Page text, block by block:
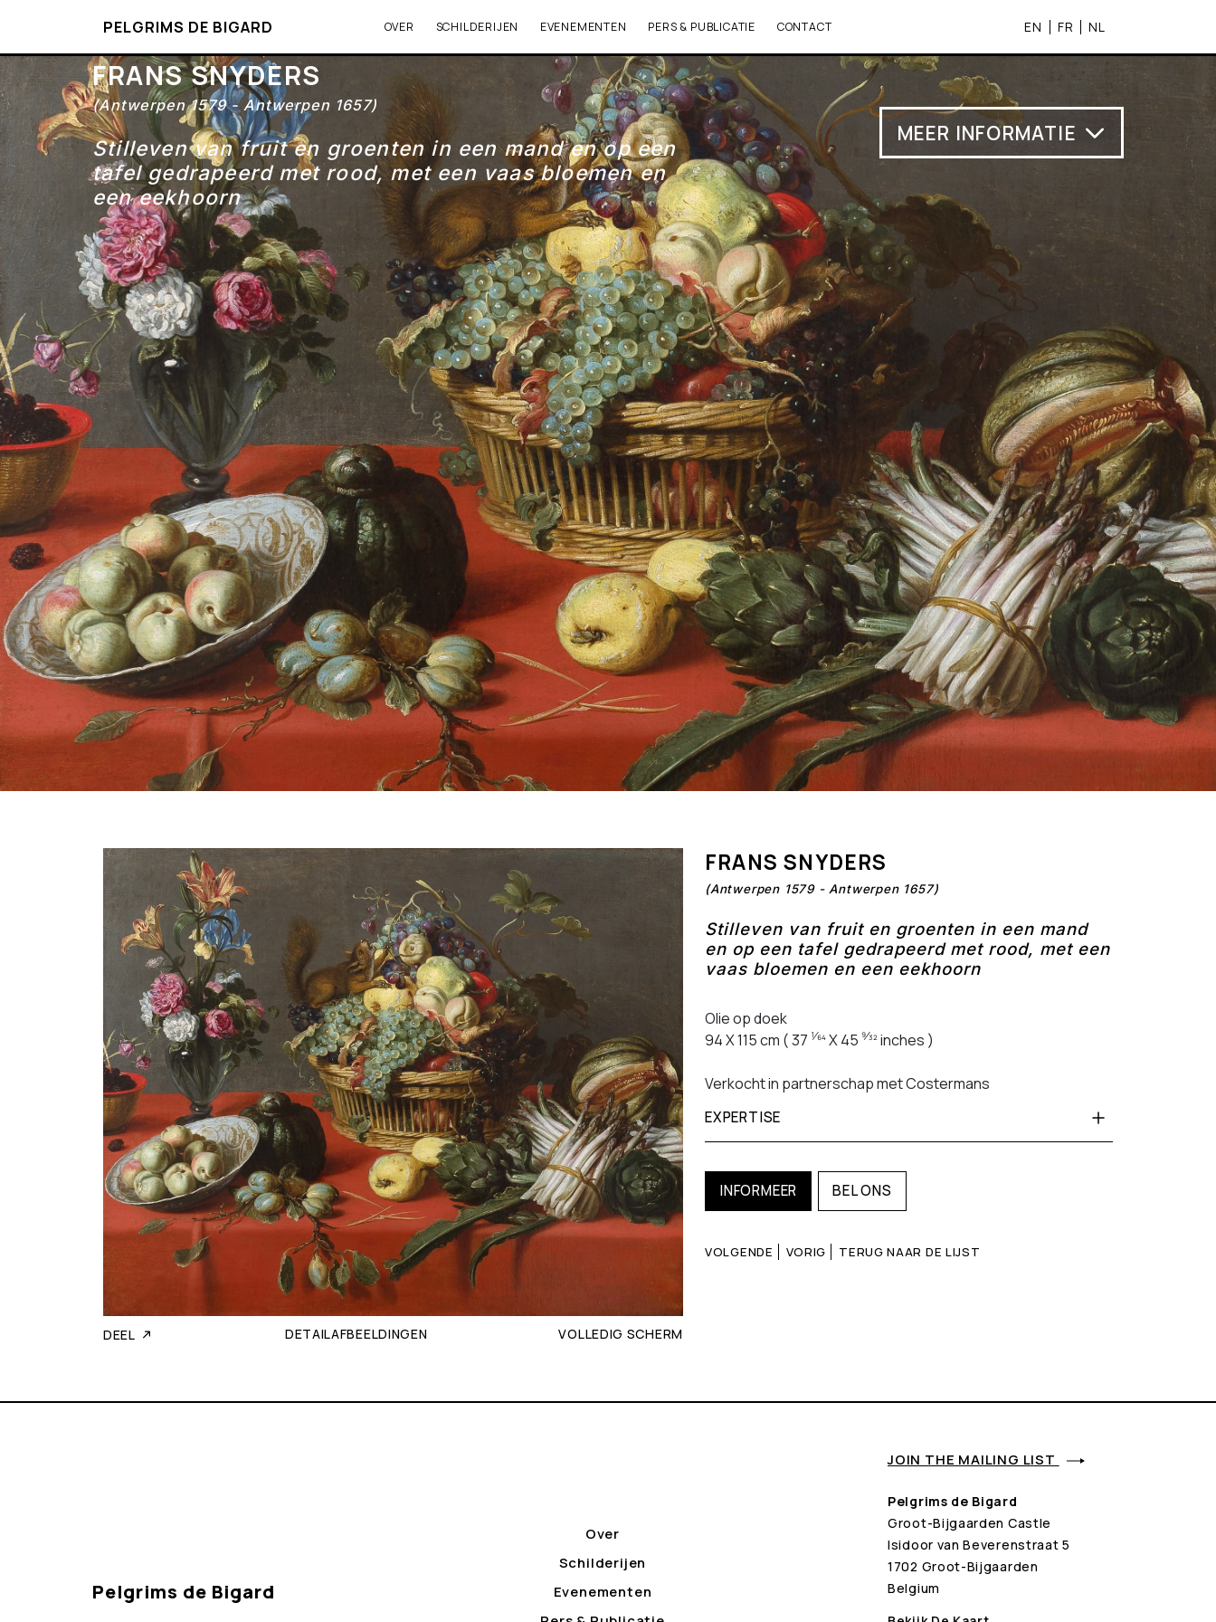
PELGRIMS DE BIGARD OVER SCHILDERIJEN EVENEMENTEN PERS & PUBLICATIE CONTACT EN FR NL
FRANS SNYDERS
(Antwerpen 1579 - Antwerpen 1657)
Stilleven van fruit en groenten in een mand en op een
tafel gedrapeerd met rood, met een vaas bloemen en
een eekhoorn
MEER INFORMATIE
DEEL DETAILAFBEELDINGEN VOLLEDIG SCHERM
FRANS SNYDERS
(Antwerpen 1579 - Antwerpen 1657)
Stilleven van fruit en groenten in een mand
en op een tafel gedrapeerd met rood, met een
vaas bloemen en een eekhoorn
Olie op doek
94 X 115 cm ( 37 1⁄64X 45 9⁄32inches )
Verkocht in partnerschap met Costermans
EXPERTISE
INFORMEER BEL ONS
VOLGENDE VORIG TERUG NAAR DE LIJST
Pelgrims de Bigard
Over
Schilderijen
Evenementen
JOIN THE MAILING LIST
Pelgrims de Bigard
Groot-Bijgaarden Castle
Isidoor van Beverenstraat 5
1702 Groot-Bijgaarden
Belgium